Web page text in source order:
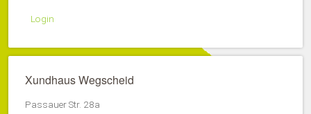
Login
Xundhaus Wegscheid
Passauer Str. 28a